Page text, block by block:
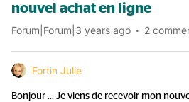
nouvel achat en ligne
Forum|Forum|3 years ago 2
Fortin Julie
Bonjour ... Je viens de recevoir mon